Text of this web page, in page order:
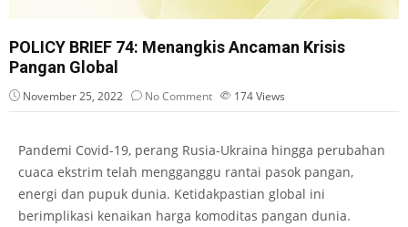
POLICY BRIEF 74: Menangkis Ancaman Krisis
Pangan Global
November 25, 2022 No Comment 174Views
Pandemi Covid-19, perang Rusia-Ukraina hingga perubahan
cuaca ekstrim telah mengganggu rantai pasok pangan,
energi dan pupuk dunia. Ketidakpastian global ini
berimplikasi kenaikan harga komoditas pangan dunia.